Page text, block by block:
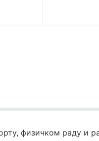
физичком раду и